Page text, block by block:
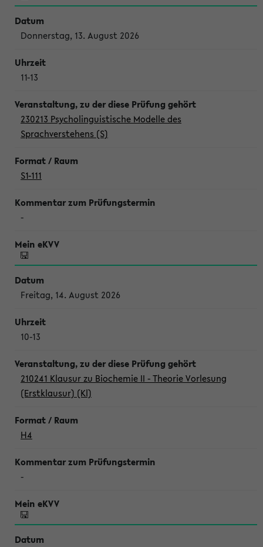
Donnerstag, 13. August 2026
11-13
230213 Psycholinguistische Modelle des
Sprachverstehens (S)
S1-111
-
Freitag, 14. August 2026
10-13
210241 Klausur zu Biochemie II - Theorie Vorlesung
(Erstklausur) (Kl)
H4
-